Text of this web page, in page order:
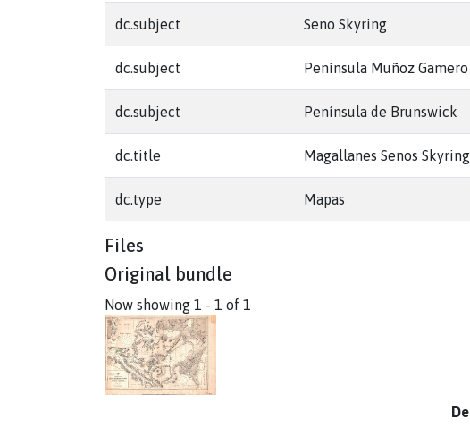
dc.subject Seno Skyring
dc.subject Península Muñoz Gamero
dc.subject Península de Brunswick
dc.title Magallanes Senos
dc.type Mapas
Files
Original bundle
Now showing 1 - 1 of 1